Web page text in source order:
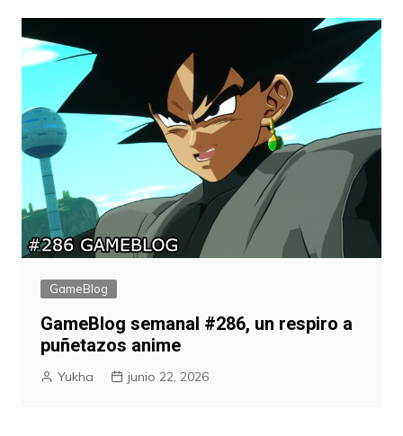
GameBlog
GameBlog semanal #286, un respiro a
puñetazos anime
Yukha junio 22, 2026